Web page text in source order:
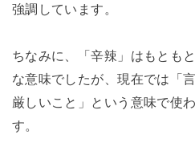
強調しています。
ちなみに、「辛辣」はもとも
な意味でしたが、現在では「
厳しいこと」という意味で使
す。